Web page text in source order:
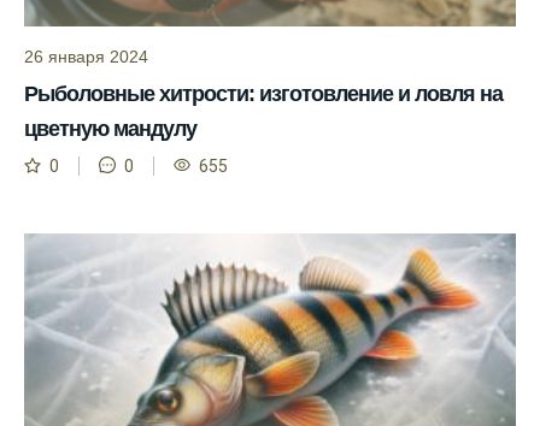
рыбалки и проверяйте прогноз клева.
Находитесь в Московской области? Это
прекрасное место для рыбалки, и прогноз
клева вам в помощь.
Прогноз клева учитывает разные факторы,
Я всегда учитываю фазы луны и погодные
условия при выборе дня для рыбалки.
Прогноз клева учитывает фазы луны и
изменения температуры воды для более
точных результатов.
Благодаря точному прогнозу, я смог
26 января 2024
Рыболовные хитрости: изготовление и ловля на
цветную мандулу
0 0 655